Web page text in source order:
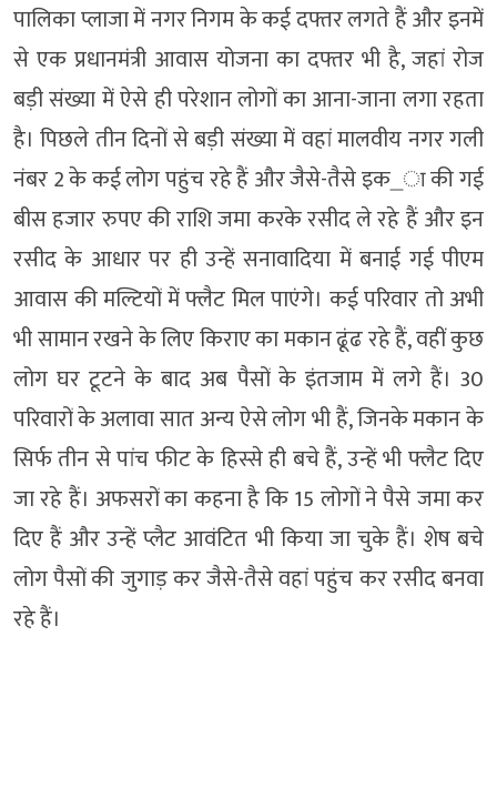
पालिका प्लाजा में नगर निगम के कई दफ्तर लगते हैं और इनमें
से एक प्रधानमंत्री आवास योजना का दफ्तर भी है, जहां रोज
बड़ी संख्या में ऐसे ही परेशान लोगों का आना-जाना लगा रहता
है। पिछले तीन दिनों से बड़ी संख्या में वहां मालवीय नगर गली
नंबर 2 के कई लोग पहुंच रहे हैं और जैसे-तैसे इक_ा की गई
बीस हजार रुपए की राशि जमा करके रसीद ले रहे हैं और इन
रसीद के आधार पर ही उन्हें सनावादिया में बनाई गई पीएम
आवास की मल्टियों में फ्लैट मिल पाएंगे। कई परिवार तो अभी
भी सामान रखने के लिए किराए का मकान ढूंढ रहे हैं, वहीं कुछ
लोग घर टूटने के बाद अब पैसों के इंतजाम में लगे हैं। 30
परिवारों के अलावा सात अन्य ऐसे लोग भी हैं, जिनके मकान के
सिर्फ तीन से पांच फीट के हिस्से ही बचे हैं, उन्हें भी फ्लैट दिए
जा रहे हैं। अफसरों का कहना है कि 15 लोगों ने पैसे जमा कर
दिए हैं और उन्हें प्लैट आवंटित भी किया जा चुके हैं। शेष बचे
लोग पैसों की जुगाड़ कर जैसे-तैसे वहां पहुंच कर रसीद बनवा
रहे हैं।